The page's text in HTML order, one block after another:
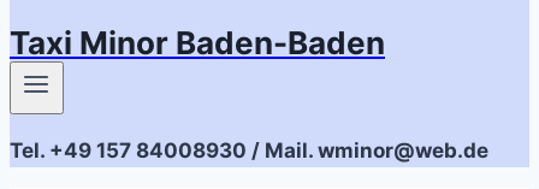
Taxi Minor Baden-Baden
Tel. +49 157 84008930 / Mail. wminor@web.de